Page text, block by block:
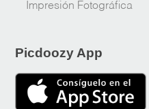
Impresión Fotográfica
Picdoozy App